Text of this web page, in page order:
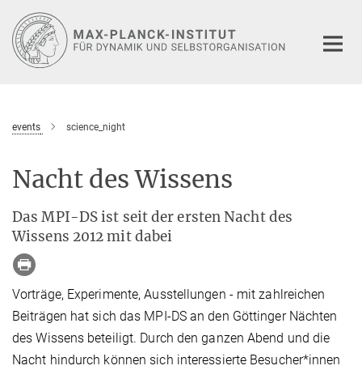
Hauptinhalt
events science_night
Nacht des Wissens
Das MPI-DS ist seit der ersten Nacht des
Wissens 2012 mit dabei
Vorträge, Experimente, Ausstellungen - mit zahlreichen
Beiträgen hat sich das MPI-DS an den Göttinger Nächten
des Wissens beteiligt. Durch den ganzen Abend und die
Nacht hindurch können sich interessierte Besucher*innen